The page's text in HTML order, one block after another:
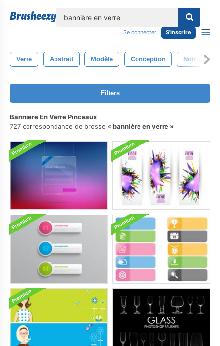
Se connecter S'inscrire
Verre Abstrait Modèle Conception Noir
Filters
Bannière En Verre Pinceaux
727 correspondance de brosse
bannière en verre